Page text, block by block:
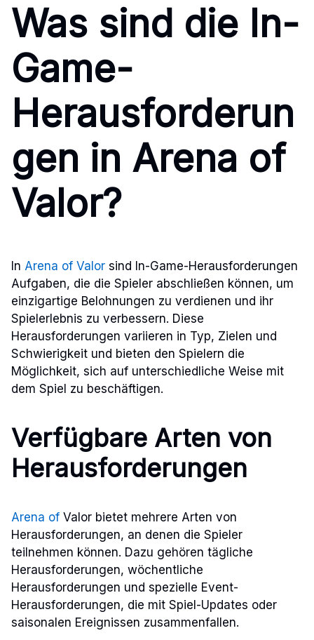
Was sind die In-
Game-
Herausforderun
gen in Arena of
Valor?
In Arena of Valor sind In-Game-Herausforderungen
Aufgaben, die die Spieler abschließen können, um
einzigartige Belohnungen zu verdienen und ihr
Spielerlebnis zu verbessern. Diese
Herausforderungen variieren in Typ, Zielen und
Schwierigkeit und bieten den Spielern die
Möglichkeit, sich auf unterschiedliche Weise mit
dem Spiel zu beschäftigen.
Verfügbare Arten von
Herausforderungen
Arena of Valor bietet mehrere Arten von
Herausforderungen, an denen die Spieler
teilnehmen können. Dazu gehören tägliche
Herausforderungen, wöchentliche
Herausforderungen und spezielle Event-
Herausforderungen, die mit Spiel-Updates oder
saisonalen Ereignissen zusammenfallen.